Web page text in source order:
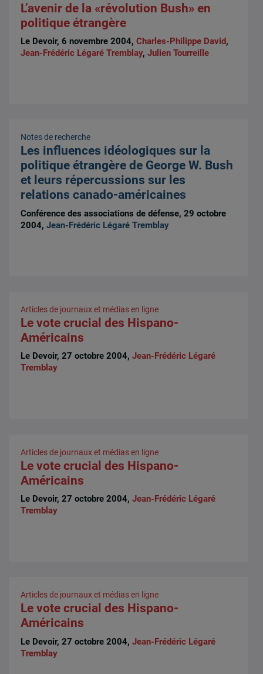
L’avenir de la «révolution Bush» en
politique étrangère
Le Devoir, 6 novembre 2004,Charles-Philippe David,
Jean-Frédéric Légaré Tremblay,Julien Tourreille
Notes de recherche
Les influences idéologiques sur la
politique étrangère de George W. Bush
et leurs répercussions sur les
relations canado-américaines
Conférence des associations de défense, 29 octobre
2004,Jean-Frédéric Légaré Tremblay
Articles de journaux et médias en ligne
Le vote crucial des Hispano-
Américains
Le Devoir, 27 octobre 2004,Jean-Frédéric Légaré
Tremblay
Articles de journaux et médias en ligne
Le vote crucial des Hispano-
Américains
Le Devoir, 27 octobre 2004,Jean-Frédéric Légaré
Tremblay
Articles de journaux et médias en ligne
Le vote crucial des Hispano-
Américains
Le Devoir, 27 octobre 2004,Jean-Frédéric Légaré
Tremblay